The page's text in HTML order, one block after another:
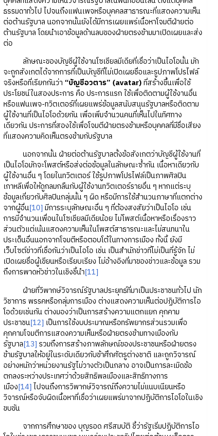
ธรรมดาทั่วไป ไปจนถึงแฟนเพจหรือบุคคลสาธารณะที่แสดงความเห็น
ต่อต้านรัฐบาล นอกจากนั้นยังได้มีการเผยแพร่เนื้อหาโจมตีฝ่ายต่อ
ต้านรัฐบาล โดยนำเอาข้อมูลด้านลบของฝ่ายตรงข้ามมาเปิดเผยและส่ง
ต่อ
ลักษณะของบัญชีผู้ใช้งานโซเชียลมีเดียที่เชื่อว่าเป็นไอโอนั้น มัก
จะถูกสังเกตได้จากการที่เป็นบัญชีที่ไม่เปิดเผยชื่อและรูปภาพโปรไฟล์
จริงหรือที่เรียกกันว่า “บัญชีอวตาร” (avatar)ที่สร้างขึ้นเพื่อใช้
ประโยชน์ในสองประการ คือ ประการแรก ใช้เพื่อติดตามผู้ใช้งานอื่น
หรือแฟนเพจ-ทวิตเตอร์ที่เผยแพร่ข้อมูลสนับสนุนรัฐบาลหรือติดตาม
ผู้ใช้งานที่เป็นไอโอด้วยกัน เพื่อเพิ่มจำนวนคนที่เห็นไปในทิศทาง
เดียวกัน ประการที่สองใช้เพื่อโจมตีฝ่ายตรงข้ามหรือบุคคลที่มีชื่อเสียง
ที่แสดงความคิดเห็นตรงข้ามกับรัฐบาล
นอกจากนั้น ฝ่ายต่อต้านรัฐบาลตั้งข้อสังเกตว่าบัญชีผู้ใช้งานที่
เป็นไอโอมักจะโพสต์หรือส่งต่อข้อมูลในลักษณะซ้ำกัน เนื้อหาเดียวกับ
ผู้ใช้งานอื่น ๆ โดยในทวิตเตอร์ ใช้รูปภาพโปรไฟล์เป็นภาพศิลปิน
เกาหลีเพื่อให้ดูกลมกลืนกับผู้ใช้งานทวิตเตอร์รายอื่น ๆ หากแต่ระบุ
ข้อมูลเกี่ยวกับศิลปินกลุ่มนั้น ๆ ผิด หรือมีการใช้สำนวนภาษาที่แตกต่าง
จากผู้อื่น[10] มีการระบุลักษณะอื่น ๆ ที่ต้องสงสัยว่าเป็นไอโอ เช่น
การมีจำนวนเพื่อนในโซเชียลมีเดียน้อย ไม่โพสต์เนื้อหาหรือเรื่องราว
ส่วนตัวแต่เน้นแสดงความเห็นในโพสต์สาธารณะและไม่สนทนาใน
ประเด็นอื่นนอกจากโจมตีหรือตอบโต้ในทางการเมือง ทั้งนี้ ยังมี
เว็บไซต์ข่าวที่เชื่อกันว่าเป็นไอโอ เช่น เป็นสำนักข่าวที่ไม่เป็นที่รู้จัก ไม่
เปิดเผยชื่อผู้เขียนหรือเรียบเรียง ไม่อ้างอิงที่มาของข่าวและข้อมูล รวม
ถึงการพาดหัวข่าวในเชิงชี้นำ[11]
ฝ่ายที่วิพากษ์วิจารณ์รัฐบาลประยุทธ์ที่มาเป็นประชาชนทั่วไป นัก
วิชาการ พรรคหรือกลุ่มการเมือง ต่างแสดงความเห็นต่อปฏิบัติการไอ
โอด้วยเช่นกัน ต่างมองว่าเป็นการสร้างความแตกแยก คุกคาม
ประชาชน[12] เป็นการใช้งบประมาณหรือทรัพยากรส่วนรวมเพื่อ
คุกคามโจมตีการแสดงความเห็นหรือฝ่ายตรงข้ามทางเมืองกับ
รัฐบาล[13] รวมถึงการสร้างภาพลักษณ์ของประชาชนหรือฝ่ายตรง
ข้ามรัฐบาลให้อยู่ในระดับเดียวกับข้าศึกศัตรูต่างชาติ และถูกวิจารณ์
อย่างหนักว่าหน่วยงานรัฐไม่วางตัวเป็นกลาง อาจเป็นการละเมิดข้อ
ตกลงระหว่างประเทศว่าด้วยสิทธิพลเมืองและสิทธิทางการ
เมือง[14] ไปจนถึงการวิพากษ์วิจารณ์ถึงความไม่แนบเนียนหรือ
วิจารณ์หรือจับผิดเนื้อหาที่เชื่อว่าเผยแพร่มาจากปฏิบัติการไอโอในเชิง
ขบขัน
จากการศึกษาของ บุญรอด ศรีสมบัติ ชี้ว่ารัฐเริ่มปฏิบัติการไอ